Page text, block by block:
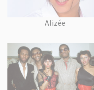
Alizée